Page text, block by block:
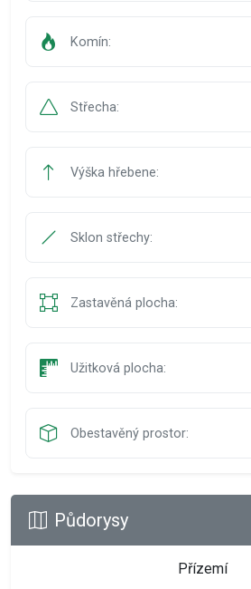
Komín:
Střecha:
Výška hřebene:
Sklon střechy:
Zastavěná plocha:
Užitková plocha:
Obestavěný prostor:
Půdorysy
Přízemí